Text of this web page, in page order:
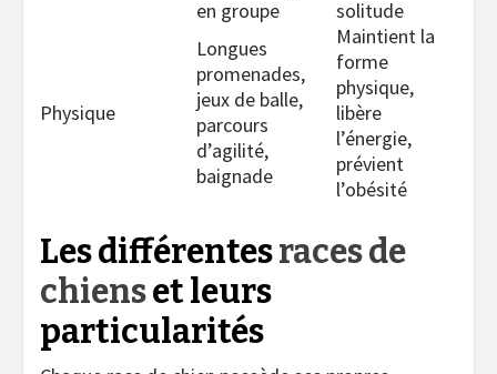
en groupe
solitude
Physique
Longues
promenades,
jeux de balle,
parcours
d’agilité,
baignade
Maintient la
forme
physique,
libère
l’énergie,
prévient
l’obésité
Les différentesraces de
chienset leurs
particularités